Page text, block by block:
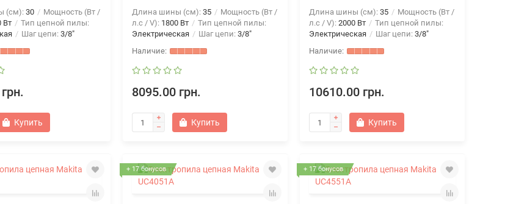
(см): 30
Мощность (Вт /
Вт
Тип цепной пилы:
Шаг цепи: 3/8"
Купить
Длина шины (см): 35
Мощность (Вт /
л.с / V): 1800 Вт
Тип цепной пилы:
Электрическая
Шаг цепи: 3/8"
8095.00 грн.
Купить
Длина шины (см): 35
Мощность (Вт /
л.с / V): 2000 Вт
Тип цепной пилы:
Электрическая
Шаг цепи: 3/8"
10610.00 грн.
Купить
+ 17 бонусов + 17 бонусов